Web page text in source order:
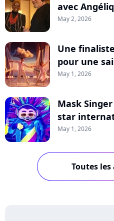
avec
May 2, 2026
Une
pour une
May 1, 2026
Mask
star
May 1, 2026
Toutes